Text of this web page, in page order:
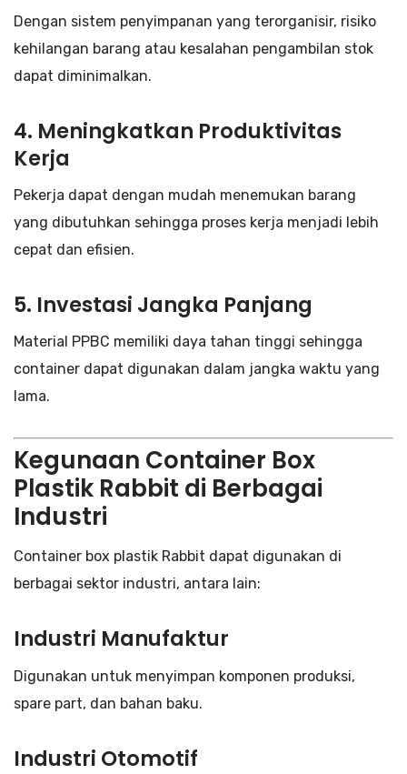
Dengan sistem penyimpanan yang terorganisir, risiko
kehilangan barang atau kesalahan pengambilan stok
dapat diminimalkan.
4. Meningkatkan Produktivitas
Kerja
Pekerja dapat dengan mudah menemukan barang
yang dibutuhkan sehingga proses kerja menjadi lebih
cepat dan efisien.
5. Investasi Jangka Panjang
Material PPBC memiliki daya tahan tinggi sehingga
container dapat digunakan dalam jangka waktu yang
lama.
Kegunaan Container Box
Plastik Rabbit di Berbagai
Industri
Container box plastik Rabbit dapat digunakan di
berbagai sektor industri, antara lain:
Industri Manufaktur
Digunakan untuk menyimpan komponen produksi,
spare part, dan bahan baku.
Industri Otomotif